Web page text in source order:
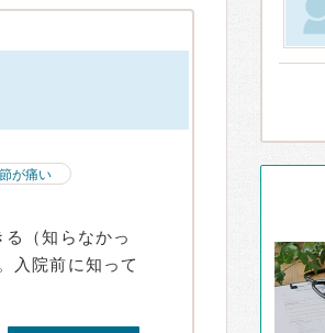
が痛い
（知らなかっ
入院前に知って